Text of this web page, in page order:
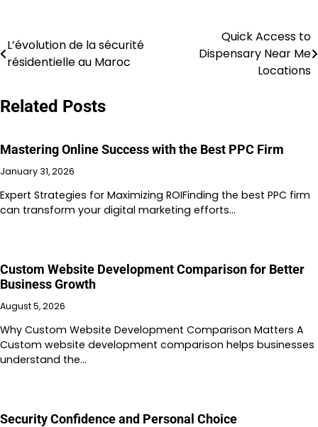
Post
navigation
L’évolution de la sécurité
résidentielle au Maroc
Quick Access to
Dispensary Near Me
Locations
Related Posts
Mastering Online Success with the Best PPC Firm
January 31, 2026
Expert Strategies for Maximizing ROIFinding the best PPC firm
can transform your digital marketing efforts…
Custom Website Development Comparison for Better
Business Growth
August 5, 2026
Why Custom Website Development Comparison Matters A
Custom website development comparison helps businesses
understand the…
Security Confidence and Personal Choice